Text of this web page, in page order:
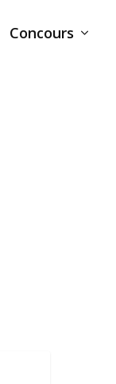
Concours